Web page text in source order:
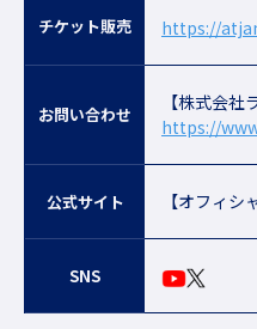
チケット販売 https://
お問い合わせ
【株式会社
https://
公式サイト 【オフィシ
SNS